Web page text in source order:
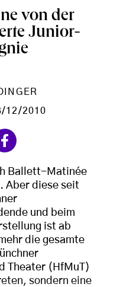
von der
Junior-
12/2010
Ballett-Matinée
Aber diese seit
und beim
ist ab
die gesamte
Theater (HfMuT)
sondern eine